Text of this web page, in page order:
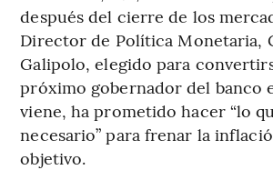
después del cierre de los
Director de Política Monetaria,
Galipolo, elegido para
próximo gobernador del banco
viene, ha prometido hacer “lo
necesario” para frenar la
objetivo.